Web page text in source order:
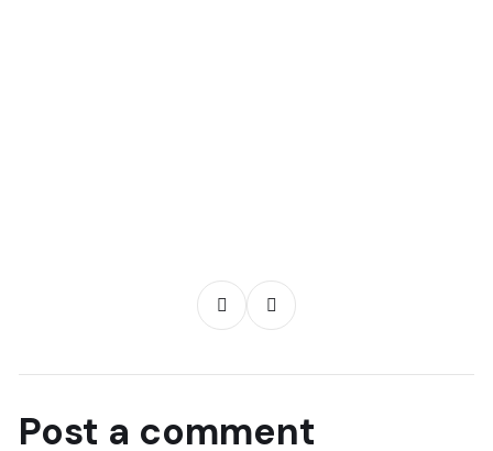
Post a comment